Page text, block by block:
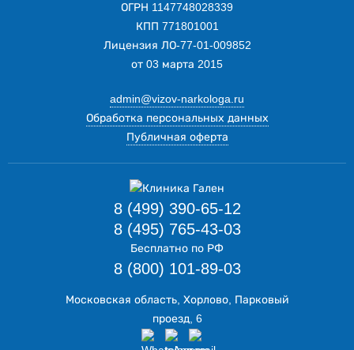
8 (499) 390-65-12
8 (495) 765-43-03
Бесплатно по РФ
8 (800) 101-89-03
Московская область, Хорлово, Парковый
проезд, 6
ОГРН 1147748028339
КПП 771801001
Лицензия ЛО-77-01-009852
от 03 марта 2015
admin@vizov-narkologa.ru
Обработка персональных данных
Публичная оферта